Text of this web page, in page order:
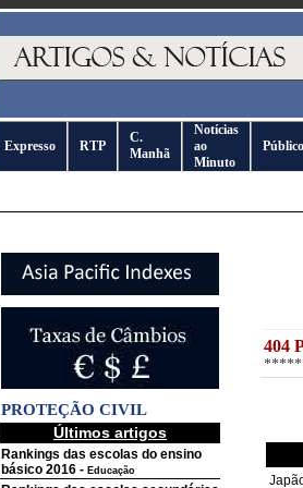
Expresso RTP
C.
Manhã
Notícias
ao
Minuto
Público
PROTEÇÃO CIVIL
Últimos artigos
Rankings das escolas do ensino
básico 2016 - Educação
404